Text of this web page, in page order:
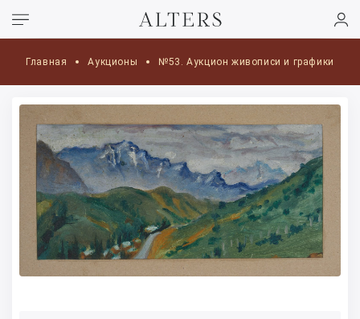
Главная Аукционы №53. Аукцион живописи и графики